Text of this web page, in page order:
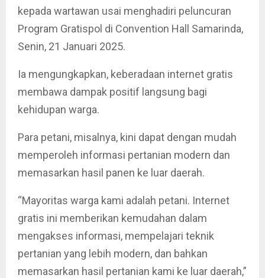
kepada wartawan usai menghadiri peluncuran
Program Gratispol di Convention Hall Samarinda,
Senin, 21 Januari 2025.
Ia mengungkapkan, keberadaan internet gratis
membawa dampak positif langsung bagi
kehidupan warga.
Para petani, misalnya, kini dapat dengan mudah
memperoleh informasi pertanian modern dan
memasarkan hasil panen ke luar daerah.
“Mayoritas warga kami adalah petani. Internet
gratis ini memberikan kemudahan dalam
mengakses informasi, mempelajari teknik
pertanian yang lebih modern, dan bahkan
memasarkan hasil pertanian kami ke luar daerah,”